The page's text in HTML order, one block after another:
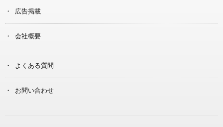
広告掲載
会社概要
よくある質問
お問い合わせ